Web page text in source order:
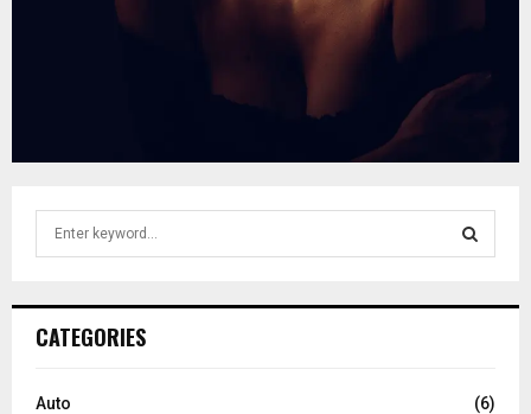
h
o
CATEGORIES
Auto
(6)